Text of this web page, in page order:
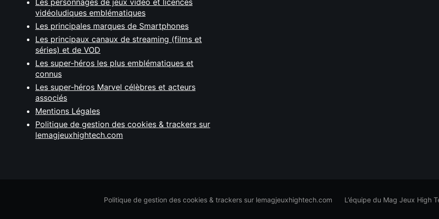
Les personnages de jeux vidéo et licences
vidéoludiques emblématiques
Les principales marques de Smartphones
Les principaux canaux de streaming (films et
séries) et de VOD
Les super-héros les plus emblématiques et
connus
Les super-héros Marvel célèbres et acteurs
associés
Mentions Légales
Politique de gestion des cookies & trackers sur
lemagjeuxhightech.com
Politique de gestion des cookies & trackers sur lemagjeuxhightech.com L’équipe du Mag Jeux High